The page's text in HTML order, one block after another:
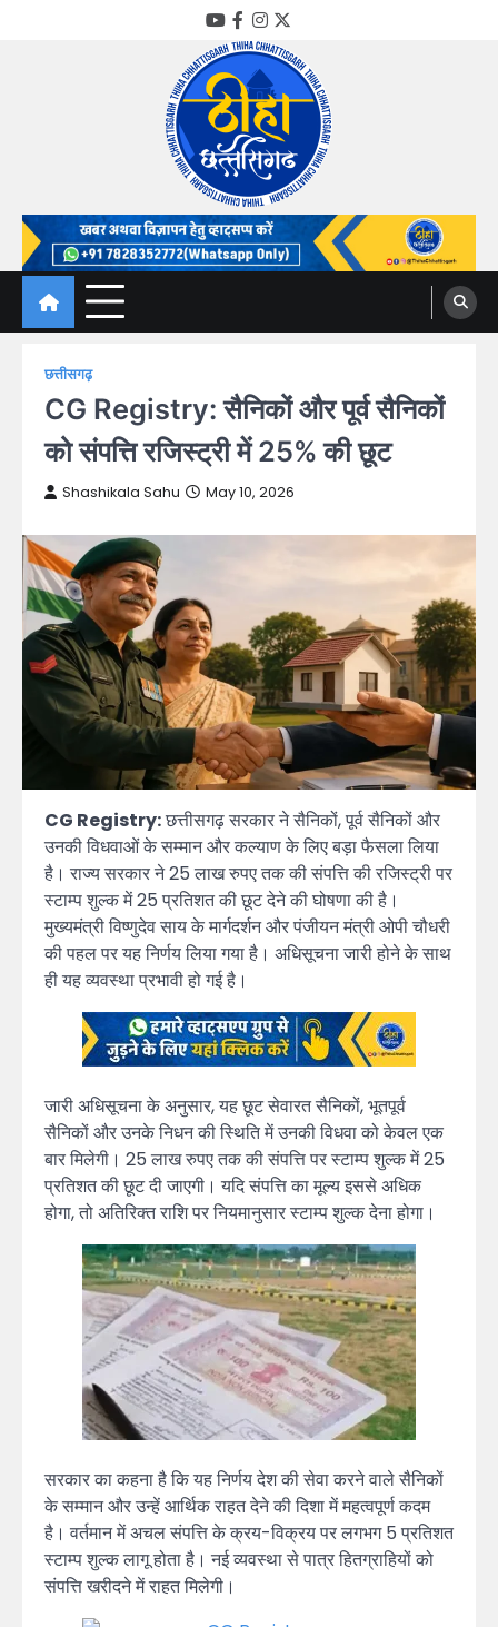
YouTube
Facebook
Instagram
Twitter
Thiha Chhattisgarh
गोठ जन-जन के
छत्तीसगढ़
CG Registry: सैनिकों और पूर्व सैनिकों
को संपत्ति रजिस्ट्री में 25% की छूट
Shashikala Sahu May 10, 2026
CG Registry:छत्तीसगढ़ सरकार ने सैनिकों, पूर्व सैनिकों और
उनकी विधवाओं के सम्मान और कल्याण के लिए बड़ा फैसला लिया
है। राज्य सरकार ने 25 लाख रुपए तक की संपत्ति की रजिस्ट्री पर
स्टाम्प शुल्क में 25 प्रतिशत की छूट देने की घोषणा की है।
मुख्यमंत्री विष्णुदेव साय के मार्गदर्शन और पंजीयन मंत्री ओपी चौधरी
की पहल पर यह निर्णय लिया गया है। अधिसूचना जारी होने के साथ
ही यह व्यवस्था प्रभावी हो गई है।
जारी अधिसूचना के अनुसार, यह छूट सेवारत सैनिकों, भूतपूर्व
सैनिकों और उनके निधन की स्थिति में उनकी विधवा को केवल एक
बार मिलेगी। 25 लाख रुपए तक की संपत्ति पर स्टाम्प शुल्क में 25
प्रतिशत की छूट दी जाएगी। यदि संपत्ति का मूल्य इससे अधिक
होगा, तो अतिरिक्त राशि पर नियमानुसार स्टाम्प शुल्क देना होगा।
सरकार का कहना है कि यह निर्णय देश की सेवा करने वाले सैनिकों
के सम्मान और उन्हें आर्थिक राहत देने की दिशा में महत्वपूर्ण कदम
है। वर्तमान में अचल संपत्ति के क्रय-विक्रय पर लगभग 5 प्रतिशत
स्टाम्प शुल्क लागू होता है। नई व्यवस्था से पात्र हितग्राहियों को
संपत्ति खरीदने में राहत मिलेगी।